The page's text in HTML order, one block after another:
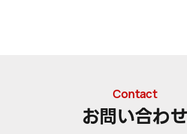
Contact
お問い合わせ